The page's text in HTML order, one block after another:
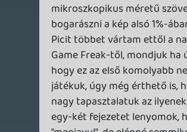
egysorosokat durrogtat. Nálam nagyon
betalált az egész koncepció. Így
visszagondolva 2023 termésére (amit
utólag rendkívül erős évnek látok) és főleg
a címekre, amikkel játszottam belőle (nagy
részével persze később), nyers élményben
simán veri a többségüket. Szimplán jólesik
vele játszani és közben repül az idő,
teljesen kikapcsol. Ha akkoriban
találkozom vele, a listámon tutira előkelő
helyen végzett volna.